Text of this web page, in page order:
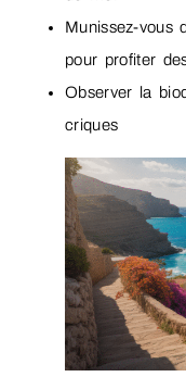
Munissez-vous
pour profiter
Observer la
criques